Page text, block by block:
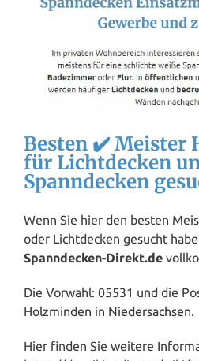
Besten ✔️ Meister
für Lichtdecken
Spanndecken
Wenn Sie hier den besten
oder Lichtdecken gesucht
Spanndecken-Direkt.de
Die Vorwahl: 05531 und die
Holzminden in Niedersachsen.
Hier finden Sie weitere